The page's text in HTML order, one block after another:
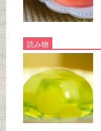
読み物